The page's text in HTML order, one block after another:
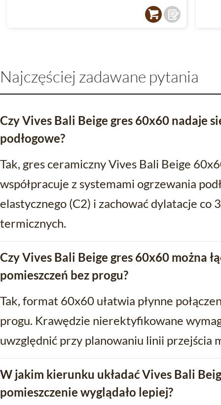
Najczęściej zadawane pytania
Czy Vives Bali Beige gres 60x60 nadaje
podłogowe?
Tak, gres ceramiczny Vives Bali Beige
współpracuje z systemami ogrzewania
elastycznego (C2) i zachować dylatacje co
termicznych.
Czy Vives Bali Beige gres 60x60 można
pomieszczeń bez progu?
Tak, format 60x60 ułatwia płynne
progu. Krawędzie nierektyfikowane
uwzględnić przy planowaniu linii przejścia
W jakim kierunku układać Vives Bali
pomieszczenie wyglądało lepiej?